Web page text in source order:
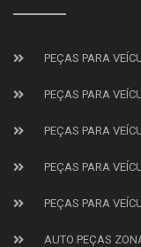
PEÇAS PARA
PEÇAS PARA
PEÇAS PARA
PEÇAS PARA
PEÇAS PARA
AUTO PEÇAS